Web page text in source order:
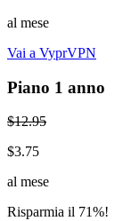
al mese
Vai a VyprVPN
Piano 1 anno
$12.95
$3.75
al mese
Risparmia il 71%!